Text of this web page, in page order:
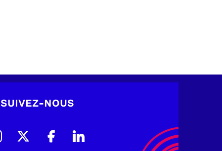
SUIVEZ-NOUS